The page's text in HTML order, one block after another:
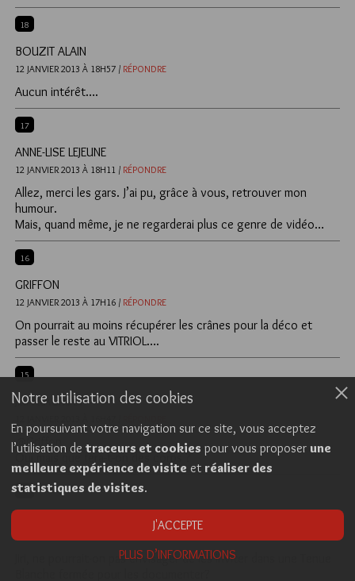
18
BOUZIT ALAIN
12 JANVIER 2013 À 18H57 / RÉPONDRE
Aucun intérêt….
17
ANNE-LISE LEJEUNE
12 JANVIER 2013 À 18H11 / RÉPONDRE
Allez, merci les gars. J’ai pu, grâce à vous, retrouver mon
humour.
Mais, quand même, je ne regarderai plus ce genre de vidéo…
16
GRIFFON
12 JANVIER 2013 À 17H16 / RÉPONDRE
On pourrait au moins récupérer les crânes pour la déco et
passer le reste au VITRIOL….
15
JIRI PRAGMAN
@Griffon
14
Jiri, ne pourrait-on pas envisager de les inviter dans une Tenue
Notre utilisation des cookies
En poursuivant votre navigation sur ce site, vous acceptez
l’utilisation de traceurs et cookies pour vous proposer une
meilleure expérience de visite et réaliser des
statistiques de visites.
J'ACCEPTE
PLUS D’INFORMATIONS